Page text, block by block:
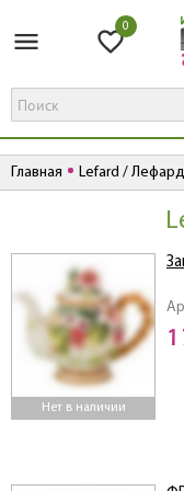
0
Главная Lefard / Лефард
Нет в наличии
1